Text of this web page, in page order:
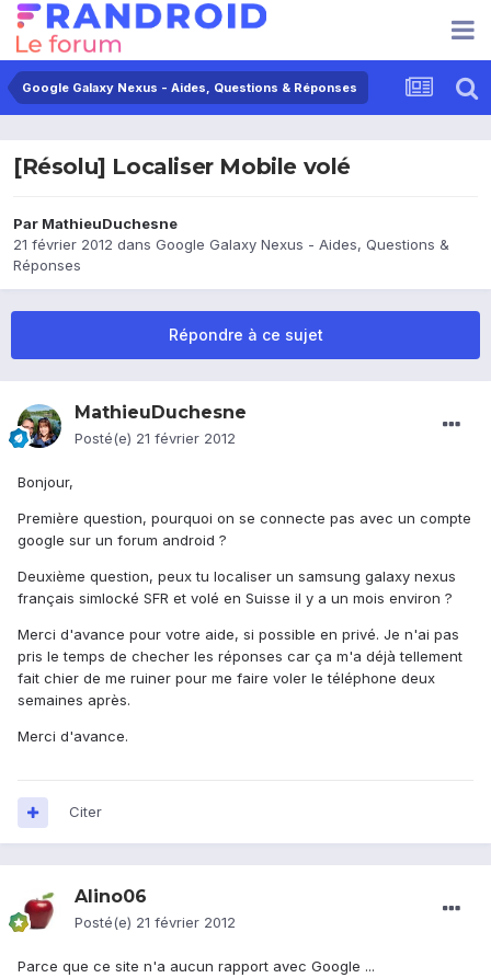
Google Galaxy Nexus - Aides, Questions & Réponses
[Résolu] Localiser Mobile volé
Par MathieuDuchesne
21 février 2012 dans Google Galaxy Nexus - Aides, Questions &
Réponses
Répondre à ce sujet
MathieuDuchesne
Posté(e) 21 février 2012
Bonjour,
Première question, pourquoi on se connecte pas avec un compte
google sur un forum android ?
Deuxième question, peux tu localiser un samsung galaxy nexus
français simlocké SFR et volé en Suisse il y a un mois environ ?
Merci d'avance pour votre aide, si possible en privé. Je n'ai pas
pris le temps de checher les réponses car ça m'a déjà tellement
fait chier de me ruiner pour me faire voler le téléphone deux
semaines après.
Merci d'avance.
Citer
Alino06
Posté(e) 21 février 2012
Parce que ce site n'a aucun rapport avec Google ...